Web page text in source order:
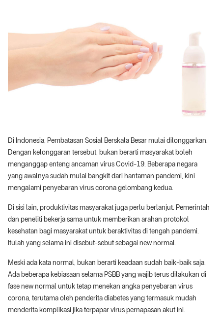
Di Indonesia, Pembatasan Sosial Berskala Besar mulai dilonggarkan.
Dengan kelonggaran tersebut, bukan berarti masyarakat boleh
menganggap enteng ancaman virus Covid-19. Beberapa negara
yang awalnya sudah mulai bangkit dari hantaman pandemi, kini
mengalami penyebaran virus corona gelombang kedua.
Di sisi lain, produktivitas masyarakat juga perlu berlanjut. Pemerintah
dan peneliti bekerja sama untuk memberikan arahan protokol
kesehatan bagi masyarakat untuk beraktivitas di tengah pandemi.
Itulah yang selama ini disebut-sebut sebagai new normal.
Meski ada kata normal, bukan berarti keadaan sudah baik-baik saja.
Ada beberapa kebiasaan selama PSBB yang wajib terus dilakukan di
fase new normal untuk tetap menekan angka penyebaran virus
corona, terutama oleh penderita diabetes yang termasuk mudah
menderita komplikasi jika terpapar virus pernapasan akut ini.